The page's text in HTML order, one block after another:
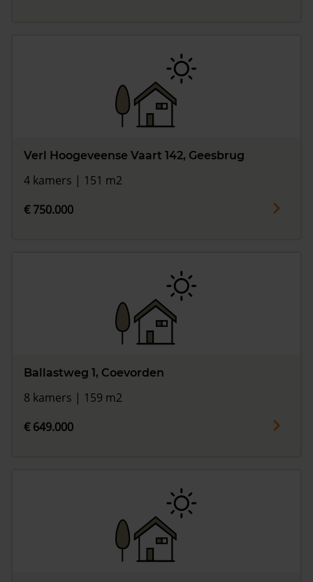
Verl Hoogeveense Vaart 142, Geesbrug
4 kamers | 151 m2
€ 750.000
Ballastweg 1, Coevorden
8 kamers | 159 m2
€ 649.000